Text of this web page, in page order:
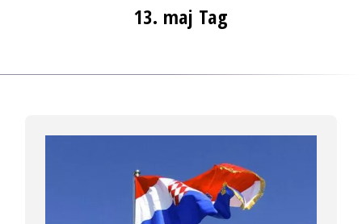
13. maj Tag